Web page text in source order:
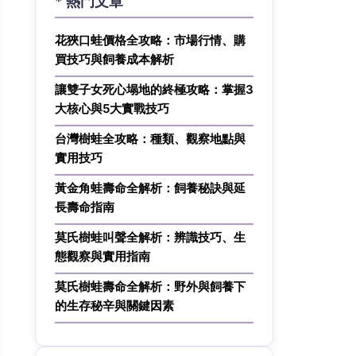
花狹口蛙價格全攻略：市場行情、購
買技巧與飼養成本解析
讓雙子女死心塌地的終極攻略：掌握3
大核心與5大實戰技巧
台灣樹蛙全攻略：種類、觀察地點與
實用技巧
黃金角蛙壽命全解析：飼養秘訣與延
長壽命指南
莫氏樹蛙叫聲全解析：辨識技巧、生
態觀察與實用指南
莫氏樹蛙壽命全解析：野外與飼養下
的生存秘辛與關鍵因素